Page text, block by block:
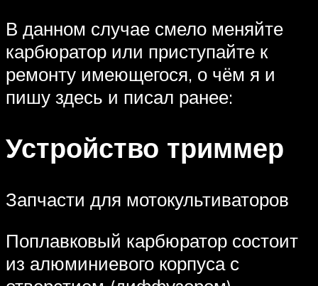
В данном случае смело меняйте
карбюратор или приступайте к
ремонту имеющегося, о чём я и
пишу здесь и писал ранее:
Устройство триммер
Запчасти для мотокультиваторов
Поплавковый карбюратор состоит
из алюминиевого корпуса с